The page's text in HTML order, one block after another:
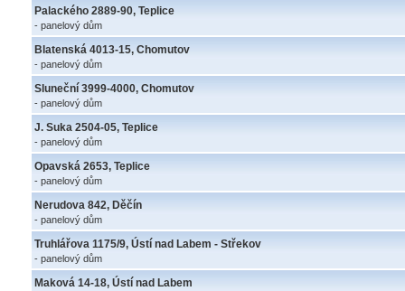
Palackého 2889-90, Teplice
- panelový dům
Blatenská 4013-15, Chomutov
- panelový dům
Sluneční 3999-4000, Chomutov
- panelový dům
J. Suka 2504-05, Teplice
- panelový dům
Opavská 2653, Teplice
- panelový dům
Nerudova 842, Děčín
- panelový dům
Truhlářova 1175/9, Ústí nad Labem - Střekov
- panelový dům
Maková 14-18, Ústí nad Labem